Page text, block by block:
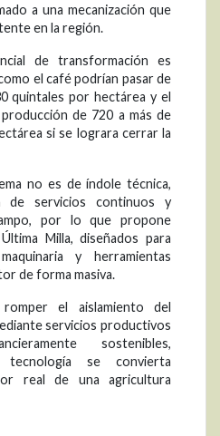
a una mecanización que
en la región.
de transformación es
el café podrían pasar de
quintales por hectárea y el
de 720 a más de
si se lograra cerrar la
no es de índole técnica,
de servicios continuos y
por lo que propone
Milla, diseñados para
y herramientas
de forma masiva.
el aislamiento del
servicios productivos
sostenibles,
se convierta
real de una agricultura